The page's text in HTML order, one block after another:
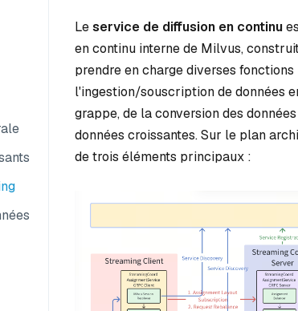
Leservice de diffusion en continu
en continu interne de Milvus,
prendre en charge diverses
l'ingestion/souscription de données
grappe, de la conversion des
données croissantes. Sur le plan
de trois éléments principaux :